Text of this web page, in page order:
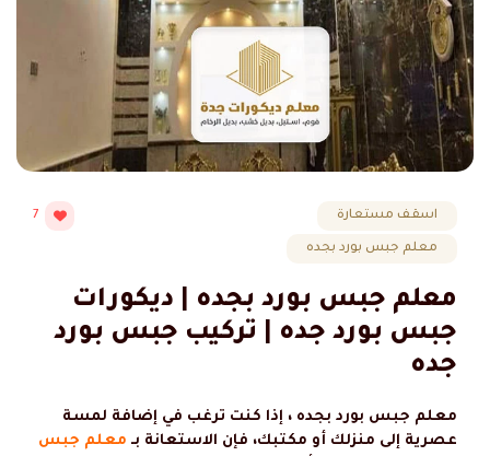
اسقف مستعارة
معلم جبس بورد بجده
7
معلم جبس بورد بجده | ديكورات
جبس بورد جده | تركيب جبس بورد
جده
معلم جبس بورد بجده ، إذا كنت ترغب في إضافة لمسة
عصرية إلى منزلك أو مكتبك، فإن الاستعانة بـ معلم جبس